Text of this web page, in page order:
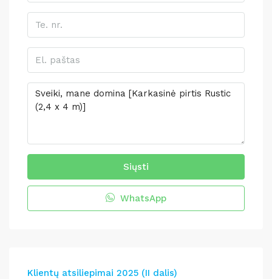
Siųsti
WhatsApp
Klientų atsiliepimai 2025 (II dalis)